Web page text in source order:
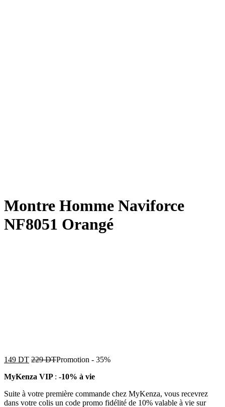
Montre Homme Naviforce
NF8051 Orangé
149 DT 229DTPromotion - 35%
MyKenza VIP : -10% à vie
Suite à votre première commande chez MyKenza, vous recevrez
dans votre colis un code promo fidélité de 10% valable à vie sur